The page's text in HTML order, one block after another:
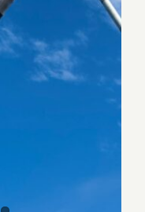
KOT ŠPORT –
NAMI